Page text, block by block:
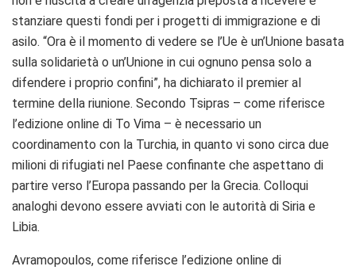
stanziare questi fondi per i progetti di immigrazione e di
asilo. “Ora è il momento di vedere se l’Ue è un’Unione basata
sulla solidarietà o un’Unione in cui ognuno pensa solo a
difendere i proprio confini”, ha dichiarato il premier al
termine della riunione. Secondo Tsipras – come riferisce
l’edizione online di To Vima – è necessario un
coordinamento con la Turchia, in quanto vi sono circa due
milioni di rifugiati nel Paese confinante che aspettano di
partire verso l’Europa passando per la Grecia. Colloqui
analoghi devono essere avviati con le autorità di Siria e
Libia.
Avramopoulos, come riferisce l’edizione online di